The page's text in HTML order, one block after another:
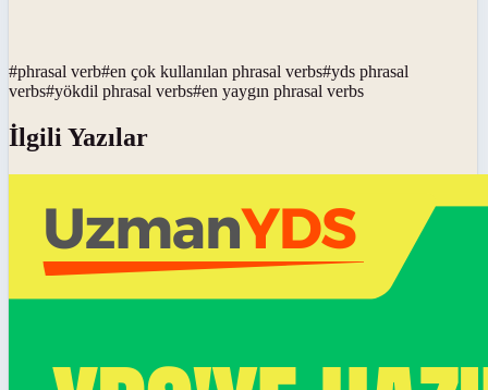
#phrasal verb#en çok kullanılan phrasal verbs#yds phrasal
verbs#yökdil phrasal verbs#en yaygın phrasal verbs
İlgili Yazılar